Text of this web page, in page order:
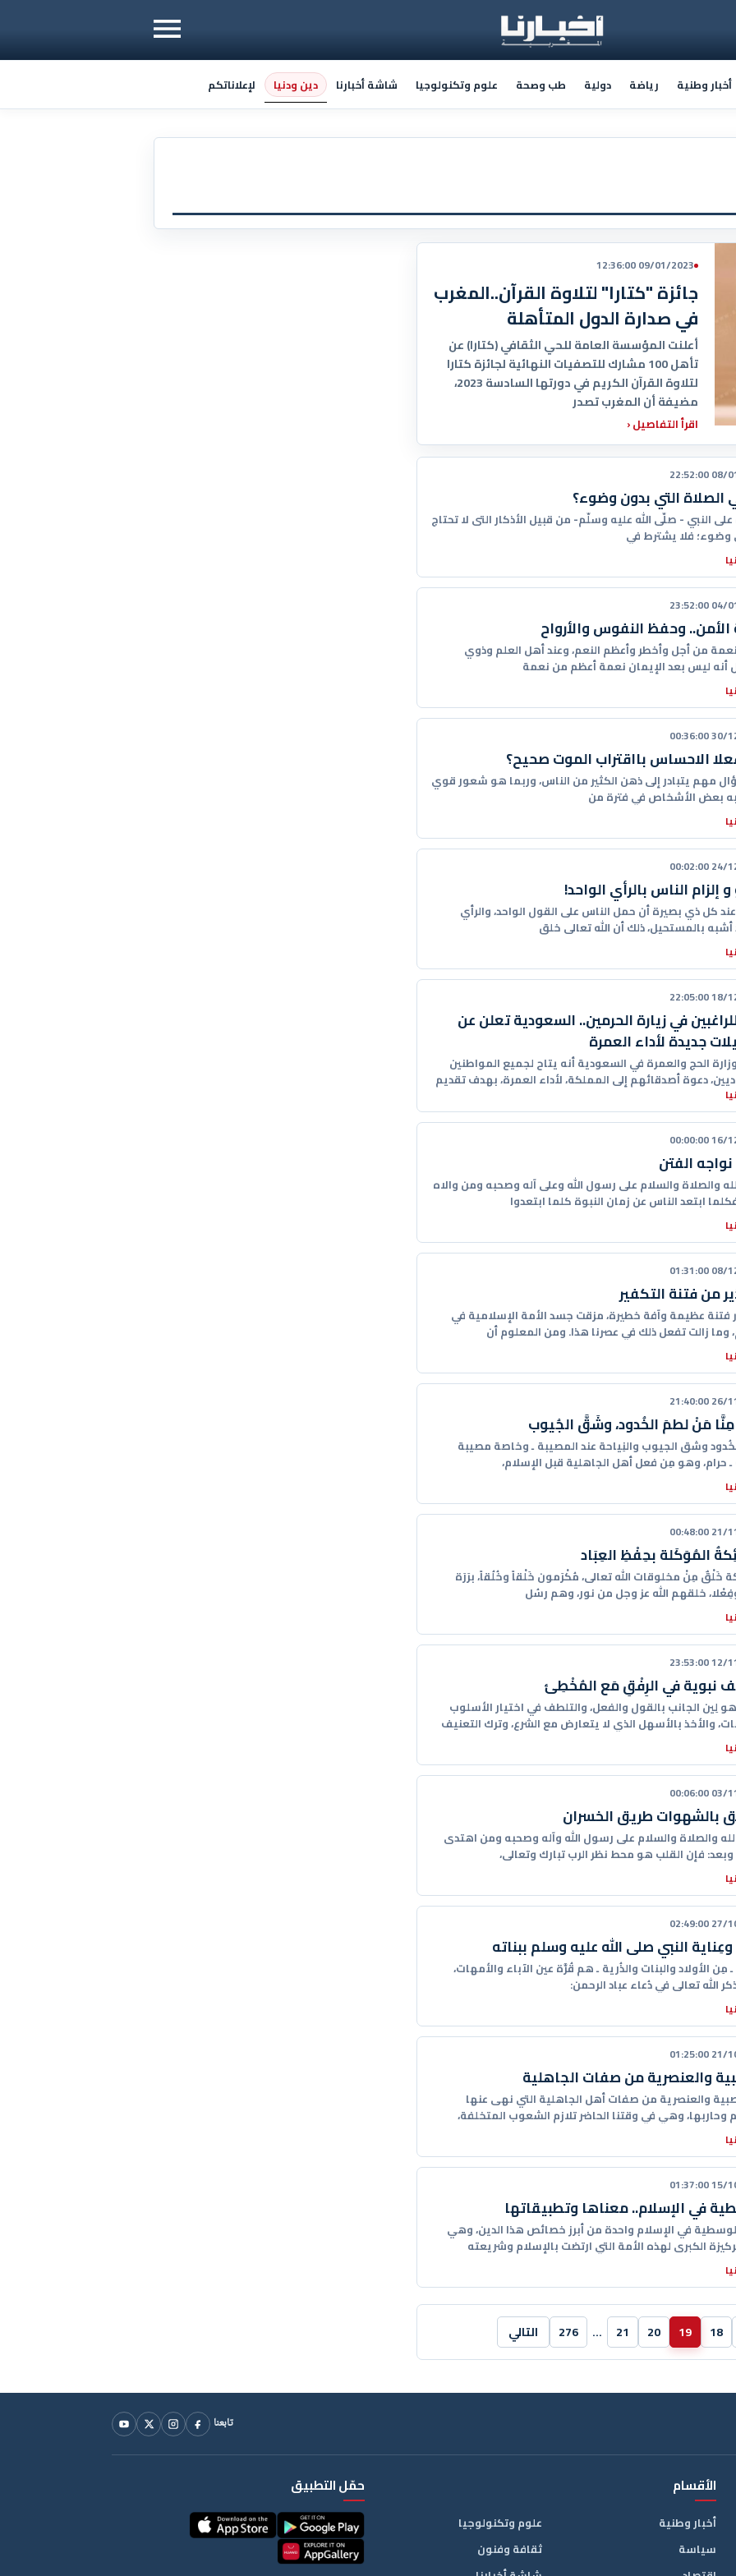
أخبار وطنية رياضة دولية طب وصحة علوم وتكنولوجيا شاشة أخبارنا دين ودنيا لإعلاناتكم
09/01/2023 12:36:00
جائزة "كتارا" لتلاوة القرآن..المغرب
في صدارة الدول المتأهلة
أعلنت المؤسسة العامة للحي الثقافي (كتارا) عن
تأهل 100 مشارك للتصفيات النهائية لجائزة كتارا
لتلاوة القرآن الكريم في دورتها السادسة 2023،
مضيفة أن المغرب تصدر
اقرأ التفاصيل‹
08/01/
التي بدون وضوء؟
على النبي - صلّى الله عليه وسلّم- من قبيل الأذكار التى لا تحتاج
وضوء؛ فلا يشترط في
04/01/
وحفظ النفوس والأرواح
من أجل وأخطر وأعظم النعم، وعند أهل العلم وذوي
أنه ليس بعد الإيمان نعمة أعظم من نعمة
30/12/
الاحساس بااقتراب الموت صحيح؟
مهم يتبادر إلى ذهن الكثير من الناس، وربما هو شعور قوي
بعض الأشخاص في فترة من
24/12/
إلزام الناس بالرأي الواحد!
كل ذي بصيرة أن حمل الناس على القول الواحد، والرأي
أشبه بالمستحيل، ذلك أن الله تعالى خلق
18/12/
في زيارة الحرمين.. السعودية تعلن عن
جديدة لأداء العمرة
الحج والعمرة في السعودية أنه يتاح لجميع المواطنين
دعوة أصدقائهم إلى المملكة، لأداء العمرة، بهدف تقديم
16/12/
الفتن
والصلاة والسلام على رسول الله وعلى آله وصحبه ومن والاه
ابتعد الناس عن زمان النبوة كلما ابتعدوا
08/12/
من فتنة التكفير
فتنة عظيمة وآفة خطيرة، مزقت جسد الأمة الإسلامية في
وما زالت تفعل ذلك في عصرنا هذا. ومن المعلوم أن
26/11/
مَنْ لطمَ الخُدود، وشَقَّ الجُيوب
وشق الجيوب والنِياحة عند المصيبة ـ وخاصة مصيبة
حرام، وهو مِن فعل أهل الجاهلية قبل الإسلام،
21/11/
المُوَكَلة بحِفْظِ العِبَاد
خَلْقٌ مِنْ مخلوقات الله تعالى، مُكْرَمون خَلْقاً وخُلُقاً، برَرَة
خلقهم الله عز وجل من نور، وهم رسُل
12/11/
نبوية في الرِفْقِ مَع المُخْطِئ
لِين الجانب بالقول والفعل، والتلطف في اختيار الأسلوب
والأخذ بالأسهل الذي لا يتعارض مع الشرع، وترك التعنيف
03/11/
بالشهوات طريق الخسران
لله والصلاة والسلام على رسول الله وآله وصحبه ومن اهتدى
وبعد: فإن القلب هو محط نظر الرب تبارك وتعالى،
27/10/
النبي صلى الله عليه وسلم ببناته
ـ مِن الأولاد والبنات والذُرية ـ هم قُرَّة عين الآباء والأمهات،
الله تعالى في دُعاء عباد الرحمن:
21/10/
والعنصرية من صفات الجاهلية
والعنصرية من صفات أهل الجاهلية التي نهى عنها
وحاربها، وهي في وقتنا الحاضر تلازم الشعوب المتخلفة،
15/10/
في الإسلام.. معناها وتطبيقاتها
في الإسلام واحدة من أبرز خصائص هذا الدين، وهي
الكبرى لهذه الأمة التي ارتضت بالإسلام وشريعته
18
19
20
21
…
276 التالي
تابعنا
الأقسام
أخبار وطنية
سياسة
علوم وتكنولوجيا
ثقافة وفنون
حمّل التطبيق